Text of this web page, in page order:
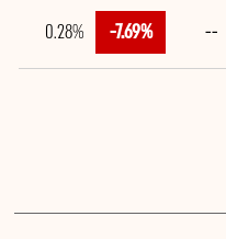
--
-7.69%
0.28%